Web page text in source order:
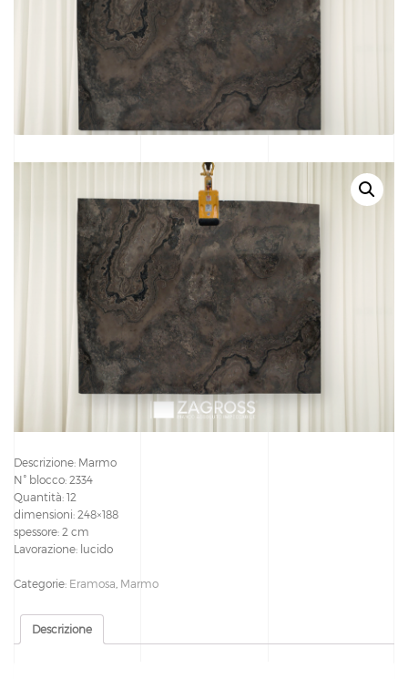
Descrizione: Marmo
N° blocco: 2334
Quantità: 12
dimensioni: 248×188
spessore: 2 cm
Lavorazione: lucido
Categorie: Eramosa Marmo
Descrizione